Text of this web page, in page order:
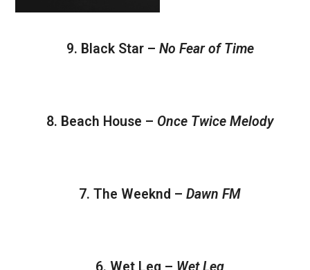
9. Black Star – No Fear of Time
8. Beach House – Once Twice Melody
7. The Weeknd –Dawn FM